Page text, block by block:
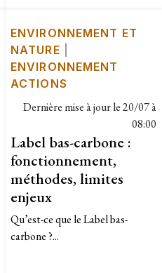
ENVIRONNEMENT ET
NATURE
ENVIRONNEMENT
ACTIONS
Dernière mise à jour le20/07 à
08:00
Label bas-carbone :
fonctionnement,
méthodes, limites
enjeux
Qu’est-ce que le Label bas-
carbone ?...